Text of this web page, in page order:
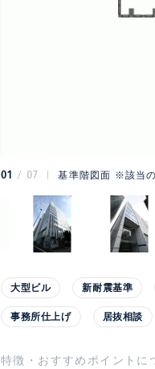
01 07 基準階図面 ※該当
大型ビル 新耐震基準
事務所仕上げ 居抜相談
特徴・おすすめポイントに